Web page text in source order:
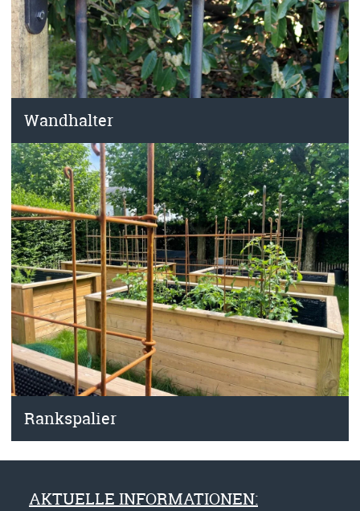
Wandhalter
Rankspalier
AKTUELLE INFORMATIONEN: